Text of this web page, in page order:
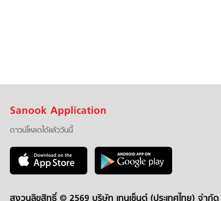
Sanook Application
ดาวน์โหลดได้แล้ววันนี้